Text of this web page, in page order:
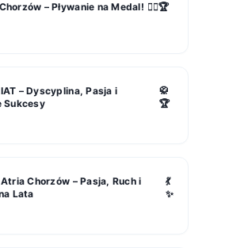
– Pływanie na Medal! 🏊‍♂️🏆
– Dyscyplina, Pasja i
Sukcesy
🥋
🏆
Chorzów – Pasja, Ruch i
Lata
💃
✨